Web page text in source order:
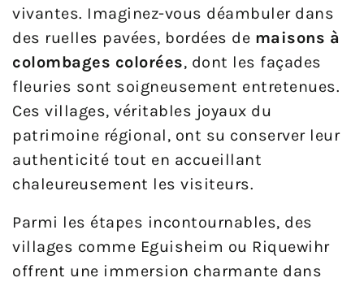
vivantes. Imaginez-vous déambuler dans
des ruelles pavées, bordées de maisons à
colombages colorées, dont les façades
fleuries sont soigneusement entretenues.
Ces villages, véritables joyaux du
patrimoine régional, ont su conserver leur
authenticité tout en accueillant
chaleureusement les visiteurs.
Parmi les étapes incontournables, des
villages comme Eguisheim ou Riquewihr
offrent une immersion charmante dans